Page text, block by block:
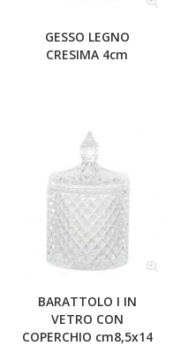
GESSO LEGNO
CRESIMA 4cm
BARATTOLO I IN
VETRO CON
COPERCHIO cm8,5x14